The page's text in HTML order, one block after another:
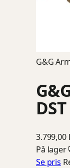
G&G
DST
3.799,00
På lager
Se pris